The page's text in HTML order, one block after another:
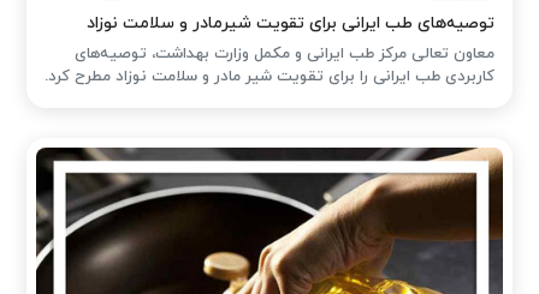
توصیه‌های طب ایرانی برای تقویت شیرمادر و سلامت نوزاد
معاون تعالی مرکز طب ایرانی و مکمل وزارت بهداشت، توصیه‌های
کاربردی طب ایرانی را برای تقویت شیر مادر و سلامت نوزاد مطرح کرد.